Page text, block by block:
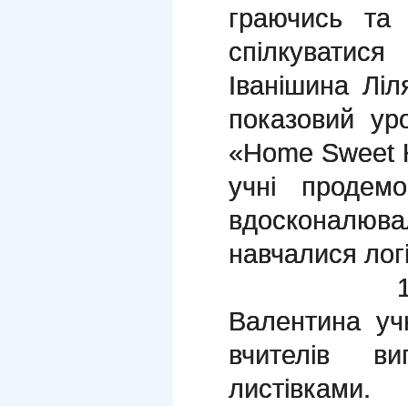
граючись та
Іванішина
показовий
«Home
учні
навчалися
Валентина
вчителів